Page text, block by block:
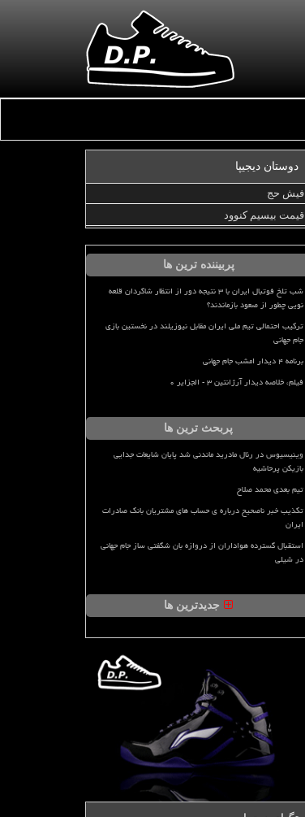
دوستان دیجیپا
فیش حج
قیمت بیسیم کنوود
پربیننده ترین ها
شب تلخ فوتبال ایران با ۳ نتیجه دور از انتظار شاگردان قلعه
نویی چطور از صعود بازماندند؟
ترکیب احتمالی تیم ملی ایران مقابل نیوزیلند در نخستین بازی
جام جهانی
برنامه ۴ دیدار امشب جام جهانی
فیلم، خلاصه دیدار آرژانتین ۳ - الجزایر ۰
پربحث ترین ها
وینیسیوس در رئال مادرید ماندنی شد پایان شایعات جدایی
بازیکن پرحاشیه
تیم بعدی محمد صلاح
تکذیب خبر ناصحیح درباره ی حساب های مشتریان بانک صادرات
ایران
استقبال گسترده هواداران از دروازه بان شگفتی ساز جام جهانی
در شیلی
جدیدترین ها